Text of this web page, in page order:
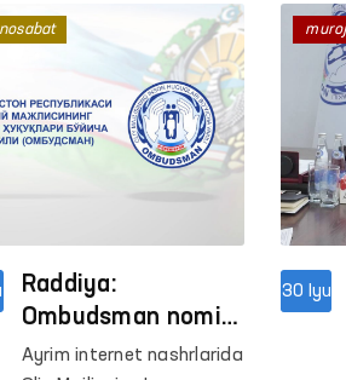
O‘zbekistondagi doimiy
vakili Akiko Fujii va uning
o‘rinbosari bilan
uchrashdi.
Raddiya:
Ombudsman nomi
bilan noto‘g‘ri
Ayrim internet nashrlarida
30 Iyu